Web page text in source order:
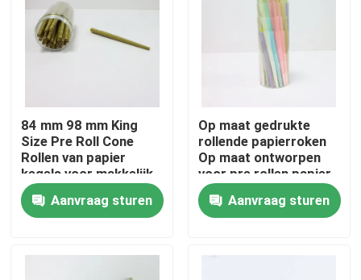
84 mm 98 mm King
Size Pre Roll Cone
Rollen van papier
kegels voor makkelijk
roken
Aanvraag sturen
Op maat gedrukte
rollende papierroken
Op maat ontworpen
voor pre rollen papier
kegelverpakking
Aanvraag sturen